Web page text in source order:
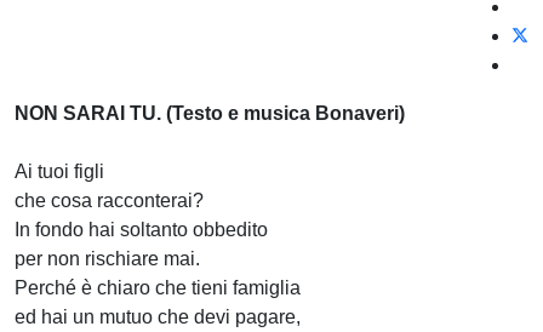
NON SARAI TU. (Testo e musica Bonaveri)
Ai tuoi figli
che cosa racconterai?
In fondo hai soltanto obbedito
per non rischiare mai.
Perché è chiaro che tieni famiglia
ed hai un mutuo che devi pagare,